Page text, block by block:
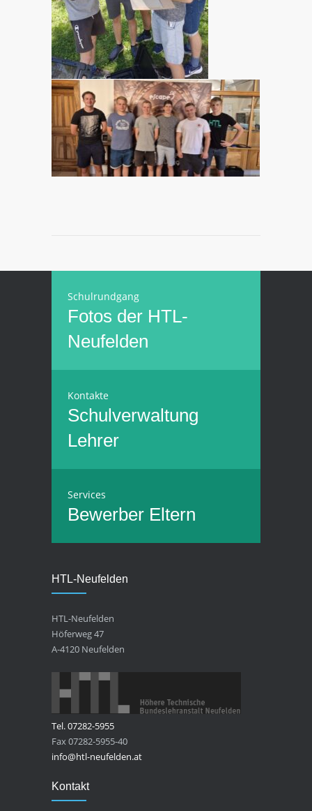
Schulrundgang
Fotos der HTL-
Neufelden
Kontakte
Schulverwaltung
Lehrer
Services
Bewerber Eltern
HTL-Neufelden
HTL-Neufelden
Höferweg 47
A-4120 Neufelden
Tel. 07282-5955
Fax 07282-5955-40
info@htl-neufelden.at
Kontakt